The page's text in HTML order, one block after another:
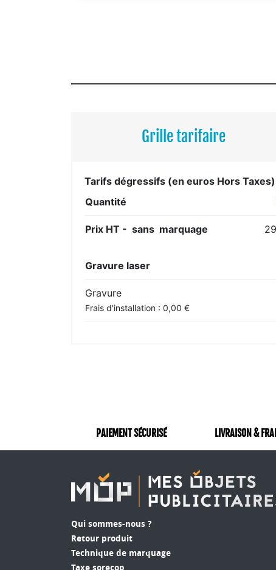
Grille tarifaire
Tarifs dégressifs (en euros Hors Taxes)
Quantité
Prix HT - sans marquage
Gravure laser
Gravure
Frais d'installation : 0,00 €
PAIEMENT SÉCURISÉ LIVRAISON &
Qui sommes-nous ?
Retour produit
Technique de marquage